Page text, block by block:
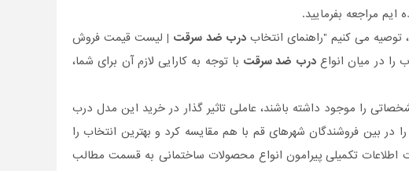
مراجعه بفرمایید.
توصیه می کنیم "راهنمای انتخابدرب ضد سرقت | لیست قیمت فروش
را در میان انواعدرب ضد سرقت با توجه به کارایی لازم آن برای شما،
را موجود داشته باشند، عاملی تاثیر گذار در خرید این مدل درب
را در بین فروشندگان شهرهای قم با هم مقایسه کرد و بهترین انتخاب را
اطلاعات تکمیلی پیرامون انواع محصولات ساختمانی به قسمت مطالب